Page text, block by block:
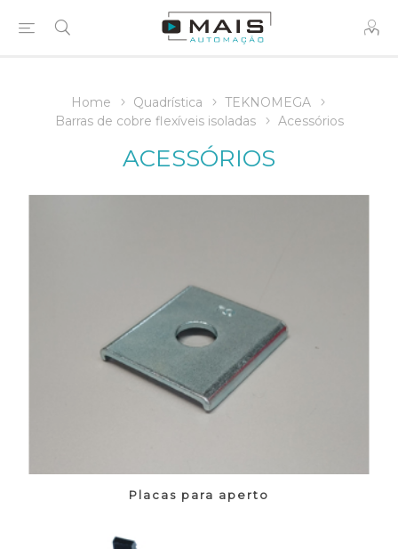
Home Quadrística
TEKNOMEGA
Barras de cobre flexíveis isoladas
Acessórios
ACESSÓRIOS
Placas para aperto